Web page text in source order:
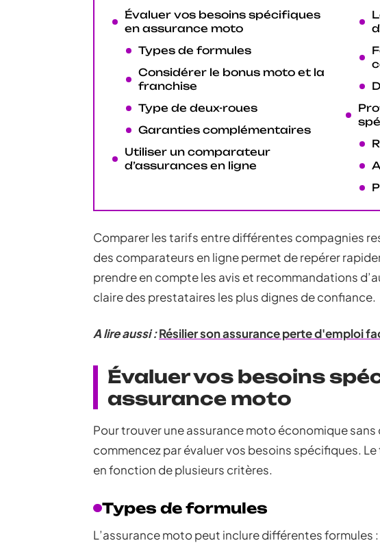
Évaluer vos besoins spécifiques
en assurance moto
Types de formules
Considérer le bonus moto et la
franchise
Type de deux-roues
Garanties complémentaires
Utiliser un comparateur
d’assurances en ligne
Comparer les tarifs entre différentes compagnies
des comparateurs en ligne permet de repérer
prendre en compte les avis et recommandations
claire des prestataires les plus dignes de confiance.
A lire aussi :Résilier son assurance perte d'emploi
Évaluer vos besoins
assurance moto
Pour trouver une assurance moto économique
commencez par évaluer vos besoins spécifiques.
en fonction de plusieurs critères.
Types de formules
L’assurance moto peut inclure différentes formules :